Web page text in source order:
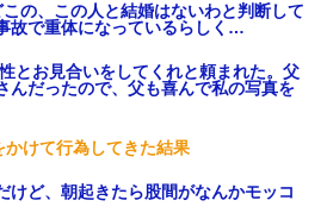
の、この人と結婚はないわと判断して
故で重体になっているらしく…
とお見合いをしてくれと頼まれた。父
んだったので、父も喜んで私の写真を
けて行為してきた結果
けど、朝起きたら股間がなんかモッコ